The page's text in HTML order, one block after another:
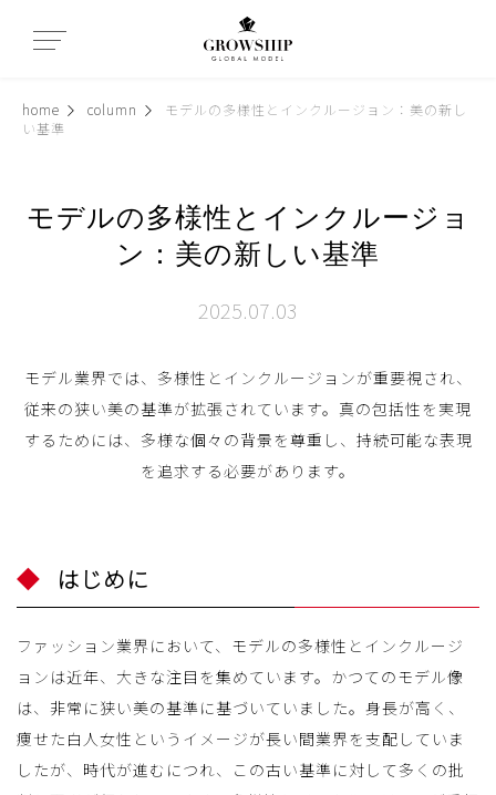
home column
モデルの多様性とインクルージョン：美の新し
い基準
モデルの多様性とインクルージョ
ン：美の新しい基準
2025.07.03
モデル業界では、多様性とインクルージョンが重要視され、
従来の狭い美の基準が拡張されています。真の包括性を実現
するためには、多様な個々の背景を尊重し、持続可能な表現
を追求する必要があります。
はじめに
ファッション業界において、モデルの多様性とインクルージ
ョンは近年、大きな注目を集めています。かつてのモデル像
は、非常に狭い美の基準に基づいていました。身長が高く、
痩せた白人女性というイメージが長い間業界を支配していま
したが、時代が進むにつれ、この古い基準に対して多くの批